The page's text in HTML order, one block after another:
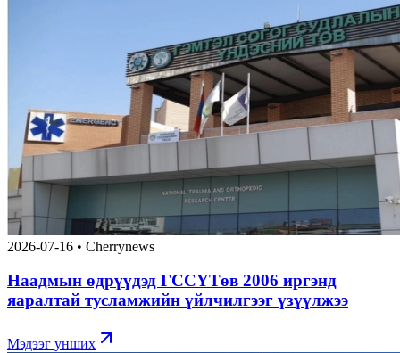
2026-07-16 • Cherrynews
Наадмын өдрүүдэд ГССҮТөв 2006 иргэнд
яаралтай тусламжийн үйлчилгээг үзүүлжээ
Мэдээг унших